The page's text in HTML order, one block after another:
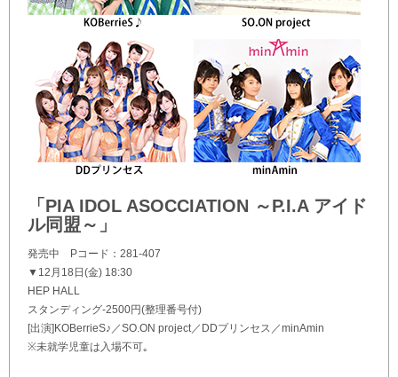
「PIA IDOL ASOCCIATION ～P.I.A アイド
ル同盟～」
発売中 Pコード：281-407
▼12月18日(金) 18:30
HEP HALL
スタンディング-2500円(整理番号付)
[出演]KOBerrieS♪／SO.ON project／DDプリンセス／minAmin
※未就学児童は入場不可｡